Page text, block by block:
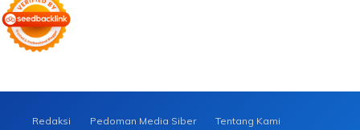
Redaksi Pedoman Media Siber Tentang Kami